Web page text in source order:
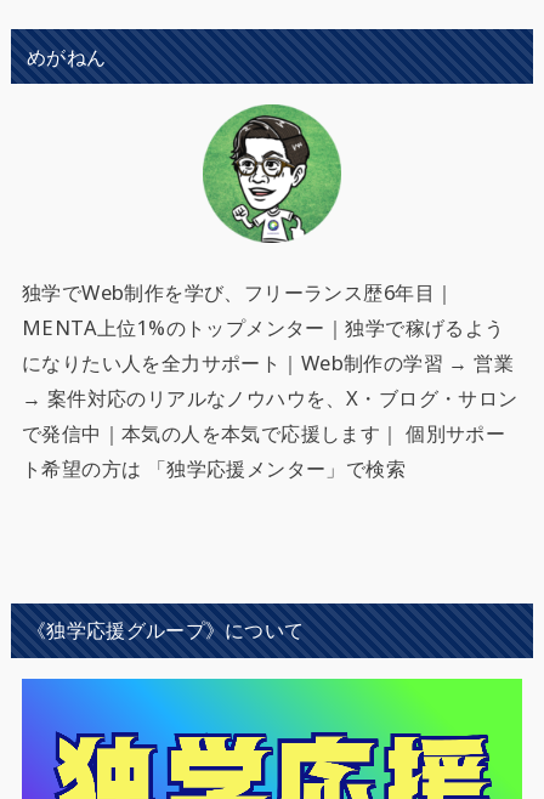
めがねん
独学でWeb制作を学び、フリーランス歴6年目｜
MENTA上位1%のトップメンター｜独学で稼げるよう
になりたい人を全力サポート ｜Web制作の学習 → 営業
→ 案件対応のリアルなノウハウを、X・ブログ・サロン
で発信中｜本気の人を本気で応援します｜ 個別サポー
ト希望の方は 「独学応援メンター」で検索
《独学応援グループ》について